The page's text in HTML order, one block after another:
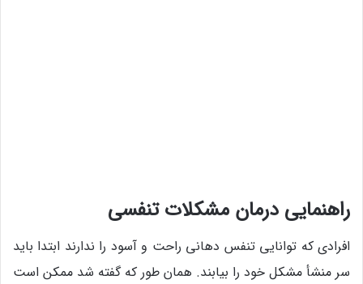
راهنمایی درمان مشکلات تنفسی
افرادی که توانایی تنفس دهانی راحت و آسود را ندارند ابتدا باید
سر منشأ مشکل خود را بیابند. همان طور که گفته شد ممکن است